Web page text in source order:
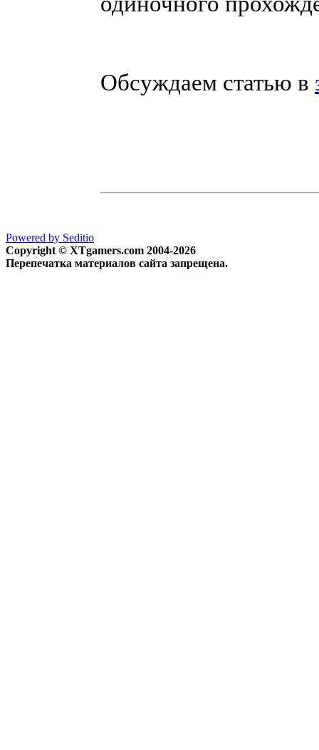
Обсуждаем статью в
Powered by Seditio
Copyright © XTgamers.com 2004-2026
Перепечатка материалов сайта запрещена.